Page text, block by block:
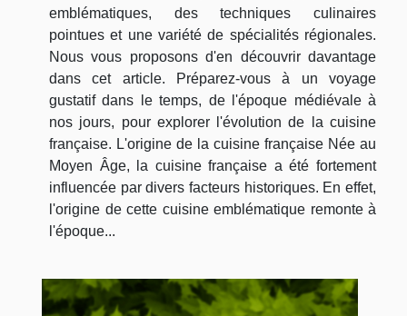
emblématiques, des techniques culinaires
pointues et une variété de spécialités régionales.
Nous vous proposons d'en découvrir davantage
dans cet article. Préparez-vous à un voyage
gustatif dans le temps, de l'époque médiévale à
nos jours, pour explorer l'évolution de la cuisine
française. L'origine de la cuisine française Née au
Moyen Âge, la cuisine française a été fortement
influencée par divers facteurs historiques. En effet,
l'origine de cette cuisine emblématique remonte à
l'époque...